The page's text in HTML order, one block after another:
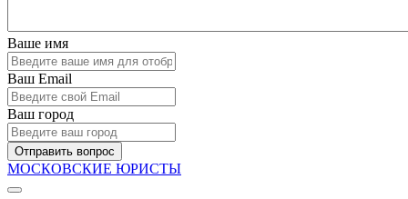
Ваше имя
Ваш Email
Ваш город
Отправить вопрос
МОСКОВСКИЕ ЮРИСТЫ